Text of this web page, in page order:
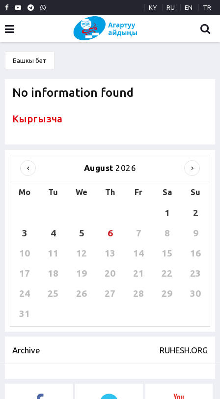
KY RU EN TR
Башкы бет
No information found
Кыргызча
August 2026
Mo Tu We Th Fr Sa Su
1
2
3
4 5 6 7 8
9
10
11 12 13 14 15
16
17
18 19 20 21 22
23
24
25 26 27 28 29
30
31
Archive RUHESH.ORG